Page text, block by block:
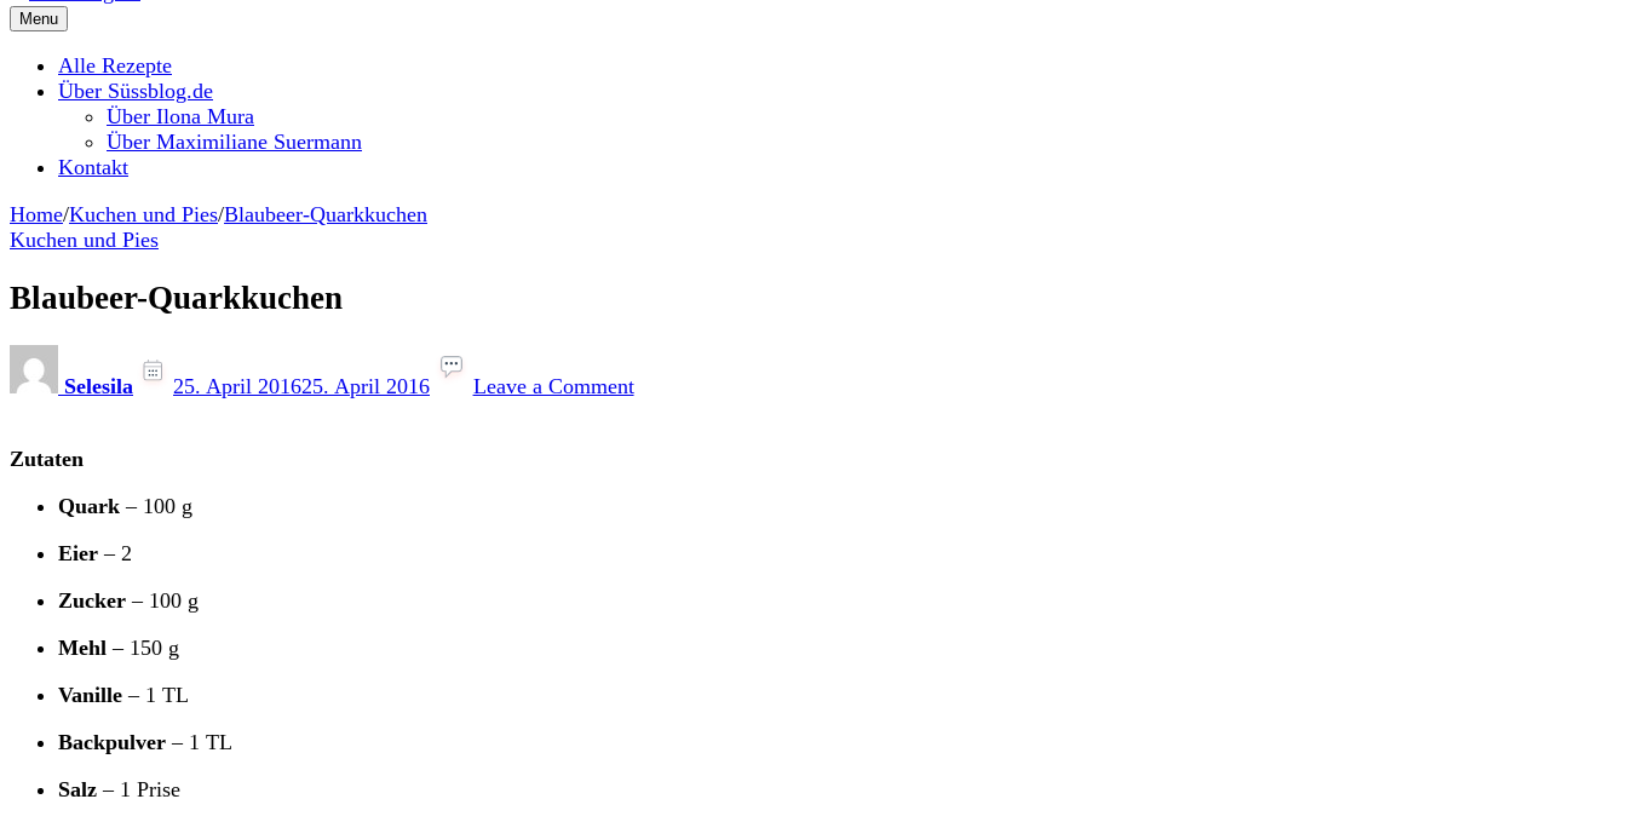
suessblog.de
Menu
Alle Rezepte
Über Süssblog.de
Über Ilona Mura
Über Maximiliane Suermann
Kontakt
Home/Kuchen und Pies/Blaubeer-Quarkkuchen
Kuchen und Pies
Blaubeer-Quarkkuchen
Selesila 25. April 201625. April 2016 Leave a CommentBlaubeer-
Zutaten
Quark – 100 g
Eier – 2
Zucker – 100 g
Mehl – 150 g
Vanille – 1 TL
Backpulver – 1 TL
Salz – 1 Prise